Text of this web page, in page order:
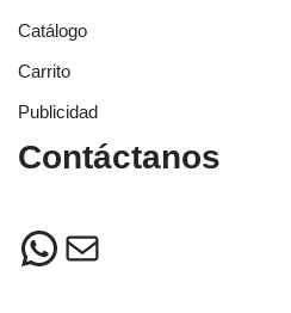
Catálogo
Carrito
Publicidad
Contáctanos